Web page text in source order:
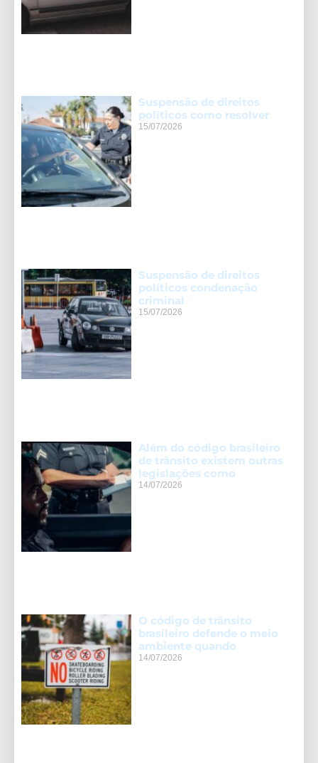
Suspensão de direitos
políticos como resolver
15/07/2026
Suspensão de direitos
políticos condenação
criminal
15/07/2026
Além do código brasileiro
de trânsito existem outras
legislações como
14/07/2026
O código de trânsito
brasileiro defende o meio
ambiente quando
14/07/2026